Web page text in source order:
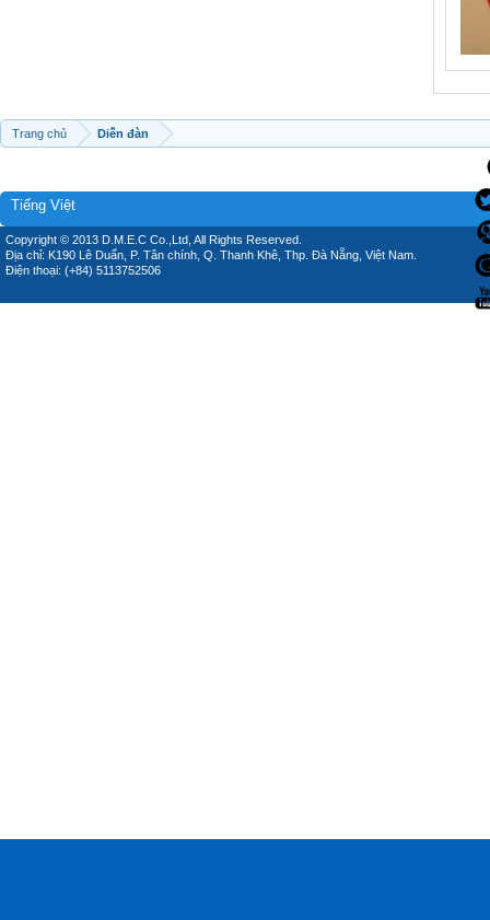
Trang chủ Diễn đàn
Tiếng Việt
Copyright © 2013 D.M.E.C Co.,Ltd, All Rights Reserved.
Địa chỉ: K190 Lê Duẩn, P. Tân chính, Q. Thanh Khê, Thp. Đà Nẵng, Việt Nam.
Điện thoại: (+84) 5113752506